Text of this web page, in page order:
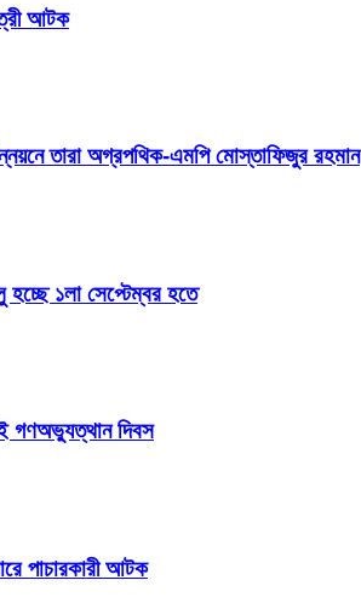
আটক
তারা অগ্রপথিক-এমপি মোস্তাফিজুর রহমান
হচ্ছে ১লা সেপ্টেম্বর হতে
গণঅভ্যুত্থান দিবস
পাচারকারী আটক​